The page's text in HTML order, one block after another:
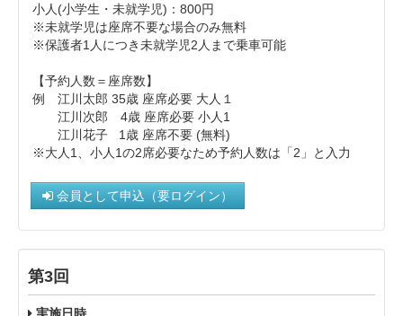
小人(小学生・未就学児)：800円
※未就学児は座席不要な場合のみ無料
※保護者1人につき未就学児2人まで乗車可能
【予約人数＝座席数】
例 江川太郎 35歳 座席必要 大人１
江川次郎 4歳 座席必要 小人1
江川花子 1歳 座席不要 (無料)
※大人1、小人1の2席必要なため予約人数は「2」と入力
会員として申込（要ログイン）
第3回